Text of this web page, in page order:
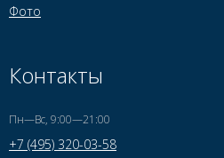
Фото
Контакты
Пн—Вс, 9:00—21:00
+7 (495) 320-03-58